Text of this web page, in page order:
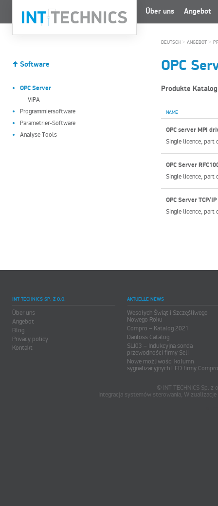
Über uns Angebot
Software
OPC Server
VIPA
Programmiersoftware
Parametrier-Software
Analyse Tools
DEUTSCH > ANGEBOT >
OPC
Produkte Katalog
NAME
OPC server MPI
Single licence, part
OPC Server
Single licence, part
OPC Server TCP/
Single licence, part
INT TECHNICS SP. Z O.O.
Über uns
Angebot
Blog
Privacy policy
Kontakt
AKTUELLE NEWS
Wesołych Świąt i Szczęśliwego
Nowego Roku
Compro – Katalog 2021
Danfoss Catalog
SLI03 – Indukcyjna sonda
przewodności firmy Seli
Nowe możliwości kolumn
sygnalizacyjnych LED firmy
© INT TECHNICS Sp.
Integracja systemów sterowania,